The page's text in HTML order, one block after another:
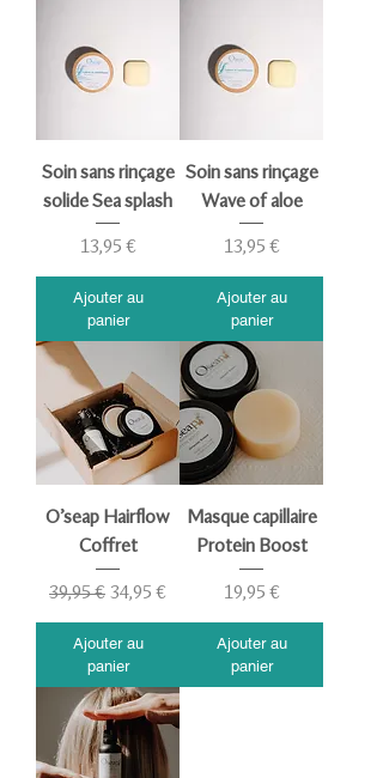
Soin sans rinçage
solide Sea splash
Prix
13,95 €
Ajouter au
panier
Soin sans rinçage
Wave of aloe
Prix
13,95 €
Ajouter au
panier
O’seap Hairflow
Coffret
Prix original
39,95 € Prix promotionnel
34,95 €
Ajouter au
panier
Masque capillaire
Protein Boost
Prix
19,95 €
Ajouter au
panier